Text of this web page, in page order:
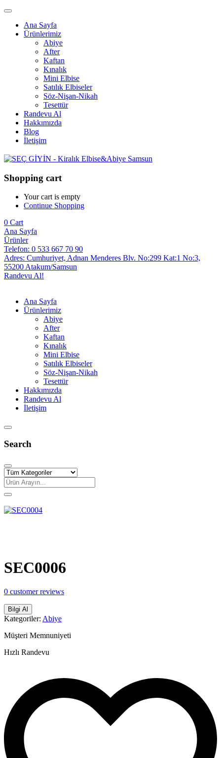
Ana Sayfa
Ürünlerimiz
Abiye
After
Kaftan
Kınalık
Mini Elbise
Satılık Elbiseler
Söz-Nişan-Nikah
Tesettür
Randevu Al
Hakkımızda
Blog
İletişim
Shopping cart
Your cart is empty
Continue Shopping
0 Cart
Ana Sayfa
Ürünler
Telefon: 0 533 667 70 90
Adres: Cumhuriyet, Adnan Menderes Blv. No:299 Kat:1 No:3,
55200 Atakum/Samsun
Randevu Al!
Ana Sayfa
Ürünlerimiz
Abiye
After
Kaftan
Kınalık
Mini Elbise
Satılık Elbiseler
Söz-Nişan-Nikah
Tesettür
Hakkımızda
Randevu Al
İletişim
Search
SEC0006
0 customer reviews
Bilgi Al
Kategoriler: Abiye
Müşteri Memnuniyeti
Hızlı Randevu